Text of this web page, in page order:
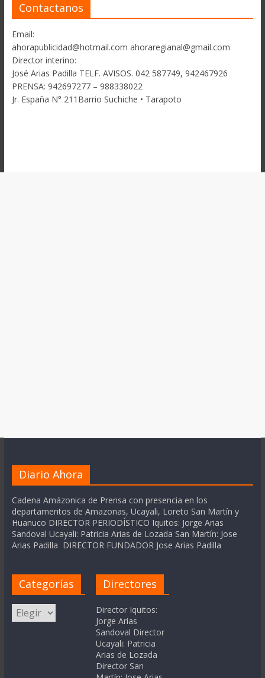
Contactanos
Email:
ahorapublicidad@hotmail.com ahoraregianal@gmail.com
Director interino:
José Arias Padilla TELF. AVISOS. 042 587749, 942467926
PRENSA: 942697277 – 988338022
Jr. España N° 211Barrio Suchiche • Tarapoto
Diario Ahora
Cadena Amázonica de Prensa con presencia en los
departamentos de Amazonas, Ucayali, Loreto San Martín y
Huanuco DIRECTOR PERIODÍSTICO Iquitos: Jorge Arias
Sandoval Ucayali: Patricia Arias de Lozada San Martín: Jose
Arias Padilla DIRECTOR FUNDADOR Jose Arias Padilla
Categorías
Categorías
Directores
Director Iquitos:
Jorge Arias
Sandoval Director
Ucayali: Patricia
Arias de Lozada
Director San